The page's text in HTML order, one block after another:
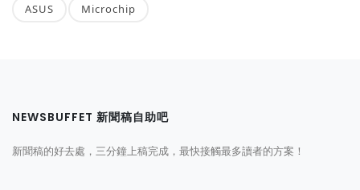
ASUS Microchip
NEWSBUFFET 新聞稿自助吧
新聞稿的好去處，三分鐘上稿完成，最快接觸最多讀者的方案！